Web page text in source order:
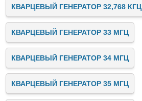
КВАРЦЕВЫЙ ГЕНЕРАТОР 32,768 КГЦ
КВАРЦЕВЫЙ ГЕНЕРАТОР 33 МГЦ
КВАРЦЕВЫЙ ГЕНЕРАТОР 34 МГЦ
КВАРЦЕВЫЙ ГЕНЕРАТОР 35 МГЦ